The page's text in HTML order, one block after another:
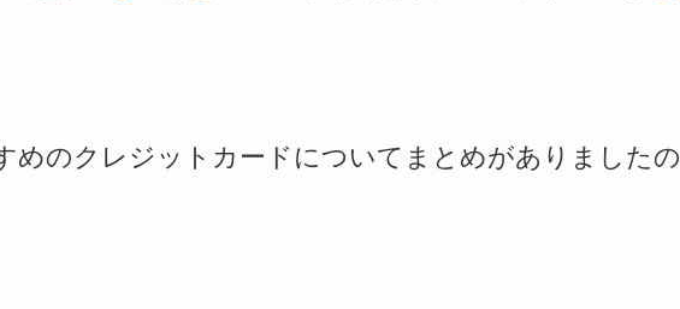
めのクレジットカードについてまとめがありましたの